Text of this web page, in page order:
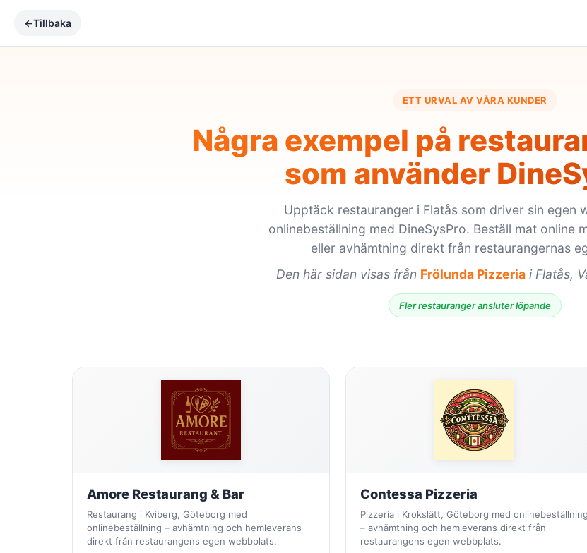
←Tillbaka
ETT URVAL AV VÅRA KUNDER
Några exempel på
som använder
Upptäck restauranger i Flatås som driver sin egen
onlinebeställning med DineSysPro. Beställ mat online
eller avhämtning direkt från restaurangernas
Den här sidan visas från Frölunda Pizzeria i Flatås,
Fler restauranger ansluter löpande
Amore Restaurang & Bar
Restaurang i Kviberg, Göteborg med
onlinebeställning – avhämtning och hemleverans
direkt från restaurangens egen webbplats.
Contessa Pizzeria
Pizzeria i Krokslätt, Göteborg med onlinebeställning
– avhämtning och hemleverans direkt från
restaurangens egen webbplats.